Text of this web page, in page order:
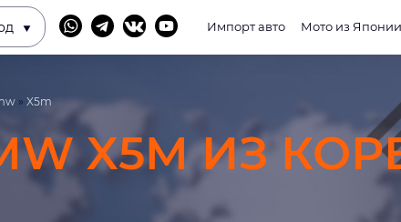
Импорт авто Мото из Японии
» X5m
X5M ИЗ